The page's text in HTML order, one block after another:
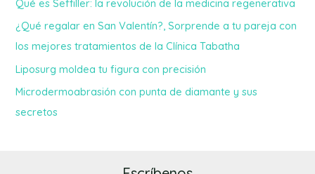
Qué es Seffiller: la revolución de la medicina regenerativa
¿Qué regalar en San Valentín?, Sorprende a tu pareja con
los mejores tratamientos de la Clínica Tabatha
Liposurg moldea tu figura con precisión
Microdermoabrasión con punta de diamante y sus
secretos